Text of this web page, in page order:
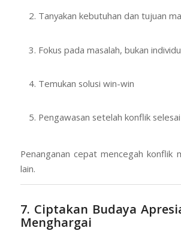
Tanyakan kebutuhan dan tujuan
Fokus pada masalah, bukan individu
Temukan solusi win-win
Pengawasan setelah konflik selesai
Penanganan cepat mencegah konflik
lain.
7. Ciptakan Budaya
Menghargai